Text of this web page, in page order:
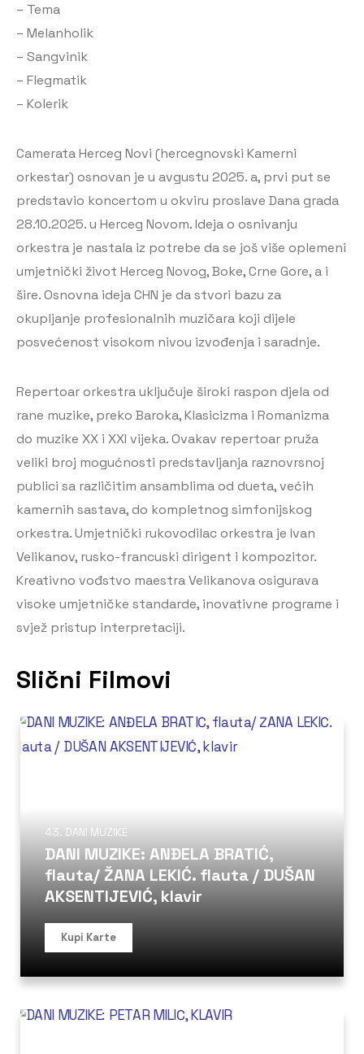
– Tema
– Melanholik
– Sangvinik
– Flegmatik
– Kolerik
Camerata Herceg Novi (hercegnovski Kamerni
orkestar) osnovan je u avgustu 2025. a, prvi put se
predstavio koncertom u okviru proslave Dana grada
28.10.2025. u Herceg Novom. Ideja o osnivanju
orkestra je nastala iz potrebe da se još više oplemeni
umjetnički život Herceg Novog, Boke, Crne Gore, a i
šire. Osnovna ideja CHN je da stvori bazu za
okupljanje profesionalnih muzičara koji dijele
posvećenost visokom nivou izvođenja i saradnje.
Repertoar orkestra uključuje široki raspon djela od
rane muzike, preko Baroka, Klasicizma i Romanizma
do muzike XX i XXI vijeka. Ovakav repertoar pruža
veliki broj mogućnosti predstavljanja raznovrsnoj
publici sa različitim ansamblima od dueta, većih
kamernih sastava, do kompletnog simfonijskog
orkestra. Umjetnički rukovodilac orkestra je Ivan
Velikanov, rusko-francuski dirigent i kompozitor.
Kreativno vođstvo maestra Velikanova osigurava
visoke umjetničke standarde, inovativne programe i
svjež pristup interpretaciji.
Slični Filmovi
43. DANI MUZIKE
DANI MUZIKE: ANĐELA BRATIĆ,
flauta/ ŽANA LEKIĆ. flauta / DUŠAN
AKSENTIJEVIĆ, klavir
Kupi Karte